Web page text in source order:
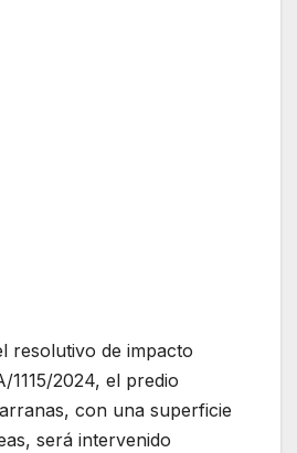
resolutivo de impacto
1115/2024, el predio
con una superficie
será intervenido